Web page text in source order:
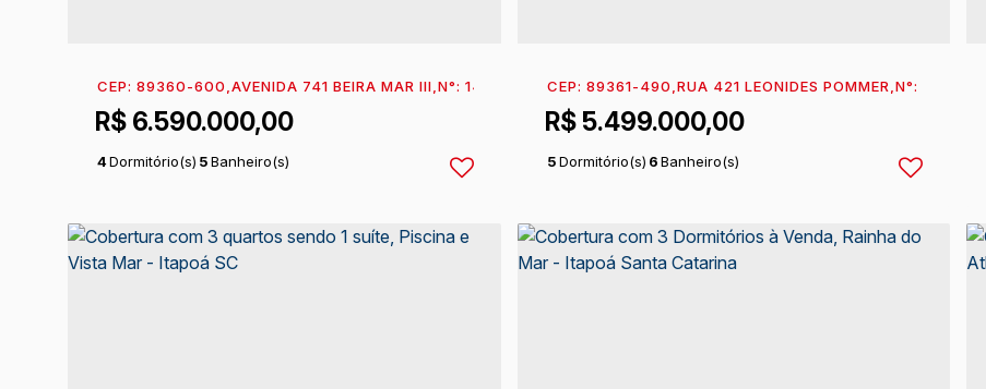
R$ 6.590.000,00
CEP: 89360-600 AVENIDA 741 BEIRA MAR III N°: 1426 ITAPEMA DO NORTE , ITAPOÁ,SANTA CATARINA,BRASIL
4Dormitório(s) 5Banheiro(s)
R$5.499.000,00
CEP: 89361-490 RUA 421 LEONIDES POMMER N°:
5Dormitório(s) 6Banheiro(s)